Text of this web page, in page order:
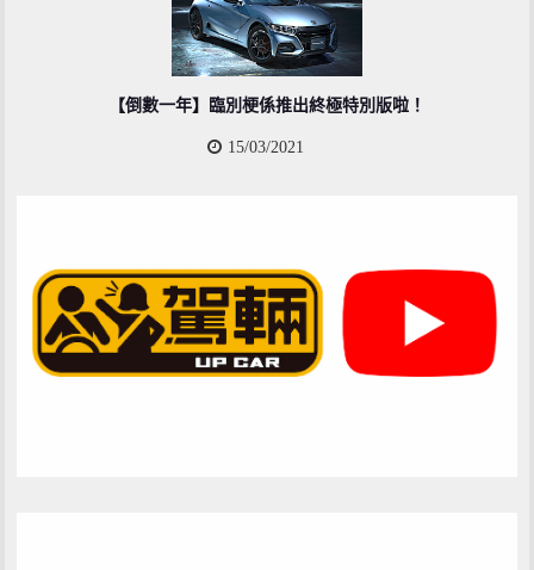
【倒數一年】臨別梗係推出終極特別版啦！
15/03/2021